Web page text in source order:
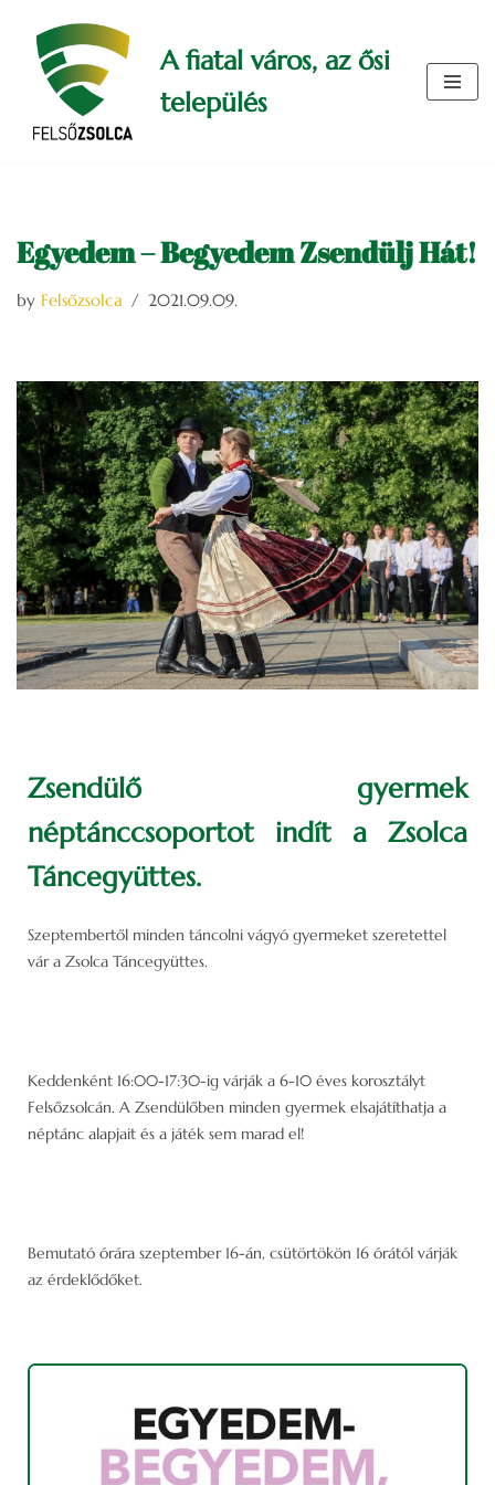
Skip
content
A fiatal város, az ősi
település
Egyedem – Begyedem Zsendülj Hát!
by Felsőzsolca 2021.09.09.
Zsendülő gyermek
néptánccsoportot indít a Zsolca
Táncegyüttes.
Szeptembertől minden táncolni vágyó gyermeket szeretettel
vár a Zsolca Táncegyüttes.
Keddenként 16:00-17:30-ig várják a 6-10 éves korosztályt
Felsőzsolcán. A Zsendülőben minden gyermek elsajátíthatja a
néptánc alapjait és a játék sem marad el!
Bemutató órára szeptember 16-án, csütörtökön 16 órától várják
az érdeklődőket.